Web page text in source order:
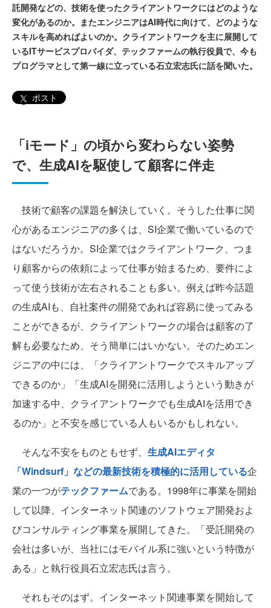
託開発などの、技術を使ったクライアントワークにはどのような
変化があるのか。またエンジニアはAI時代に向けて、どのような
スキルを高めればよいのか。クライアントワークを主に展開して
いるITサービスプロバイダ、テックファームの執行役員で、今も
プログラマとして第一線に立っている石立宏志氏に話を聞いた。
ポスト
「iモード」の頃から変わらない姿勢
で、生成AIを駆使して顧客に伴走
技術で顧客の課題を解決していく。そうした仕事に関
心があるエンジニアの多くは、SI企業で働いているので
はないだろうか。SI企業ではクライアントワーク、つま
り顧客からの依頼によって仕事が始まるため、要件によ
って使う技術が左右されることも多い。例えば昨今話題
の生成AIも、自社案件の開発であれば容易に使ってみる
ことができるが、クライアントワークの場合は顧客の了
解も必要なため、そう簡単にはいかない。そのためエン
ジニアの中には、「クライアントワークでスキルアップ
できるのか」「生成AIを開発に活用しようという動きが
加速する中、クライアントワークでも生成AIを活用でき
るのか」と不安を感じている人もいるかもしれない。
そんな不安をものともせず、 生成AIエディタ
「Windsurf」などの最新技術を積極的に活用している企
業の一つがテックファームである。1998年に事業を開始
して以降、インターネット関連のソフトウェア開発およ
びコンサルティング事業を展開してきた。「受託開発の
会社は多いが、当社にはモバイル系に強いという特徴が
ある」と執行役員石立宏志氏は言う。
それもそのはず。インターネット関連事業を開始して